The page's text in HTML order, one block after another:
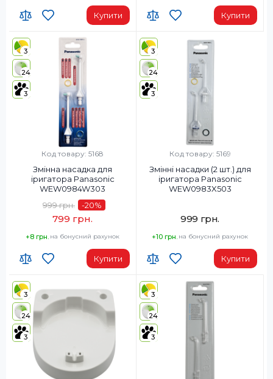
Купити Купити
3
24
3
Код товару: 5168
Змінна насадка для
іригатора Panasonic
WEW0984W303
799 грн.
999 грн. -20%
+8 грн. на бонусний рахунок
Купити
3
24
3
Код товару: 5169
Змінні насадки (2 шт.) для
іригатора Panasonic
WEW0983X503
999 грн.
+10 грн. на бонусний рахунок
Купити
3
24
3
3
24
3